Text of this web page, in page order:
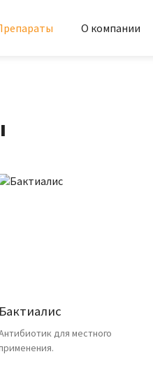
О компании
Бактиалис
для местного